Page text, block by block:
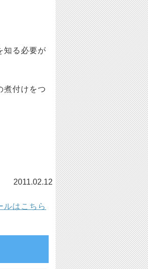
知る必要が
煮付けをつ
2011.02.12
ルはこちら